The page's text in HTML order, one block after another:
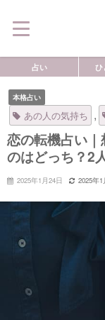
占い ひ
本格占い
あの人の気持ち ,
恋の転機占い
のはどっち？2
2025年1月24日 2025年1